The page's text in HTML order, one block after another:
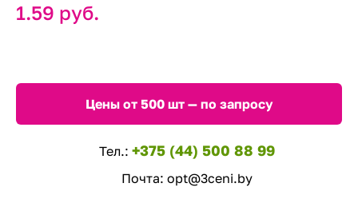
1.59 руб.
Цены от 500 шт — по запросу
Тел.: +375 (44) 500 88 99
Почта: opt@3ceni.by